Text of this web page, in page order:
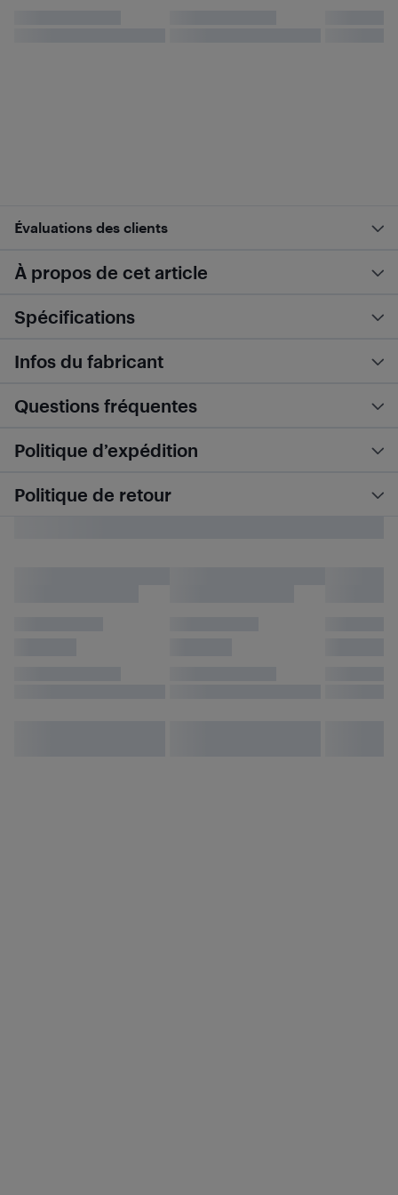
Évaluations des clients
À propos de cet article
Spécifications
Infos du fabricant
Questions fréquentes
Politique d’expédition
Politique de retour